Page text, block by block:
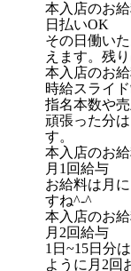
本入店のお
日払いOK
その日働い
えます。残
本入店のお
時給スライド
指名本数や
頑張った分
す。
本入店のお
月1回給与
お給料は月
すね^-^
本入店のお
月2回給与
1日~15日分
ように月2回